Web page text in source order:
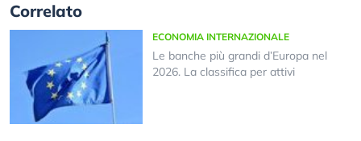
Correlato
ECONOMIA INTERNAZIONALE
Le banche più grandi d’Europa nel
2026. La classifica per attivi